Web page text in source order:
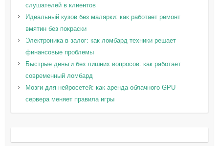
слушателей в клиентов
Идеальный кузов без малярки: как работает ремонт
вмятин без покраски
Электроника в залог: как ломбард техники решает
финансовые проблемы
Быстрые деньги без лишних вопросов: как работает
современный ломбард
Мозги для нейросетей: как аренда облачного GPU
сервера меняет правила игры